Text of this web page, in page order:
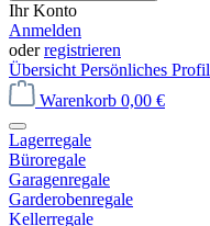
Ihr Konto
Anmelden
oderregistrieren
Übersicht Persönliches Profil
Warenkorb 0,00 €
Lagerregale
Büroregale
Garagenregale
Garderobenregale
Kellerregale